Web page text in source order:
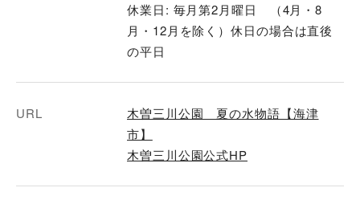
休業日: 毎月第2月曜日 （4月・8
月・12月を除く）休日の場合は直後
の平日
URL
木曽三川公園 夏の水物語【海津
市】
木曽三川公園公式HP